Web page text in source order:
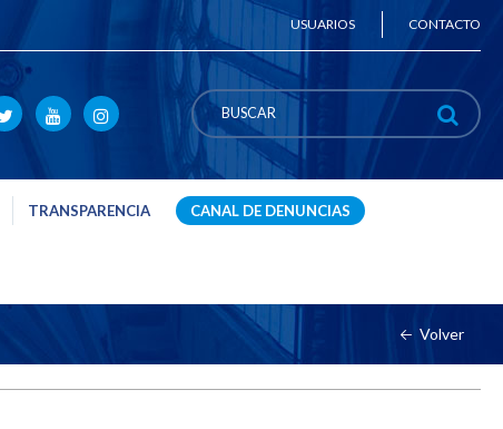
USUARIOS CONTACTO
TRANSPARENCIA CANAL DE DENUNCIAS
Volver